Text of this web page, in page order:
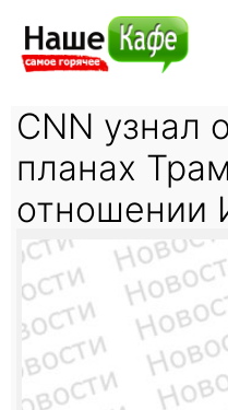
CNN узнал
планах
отношении